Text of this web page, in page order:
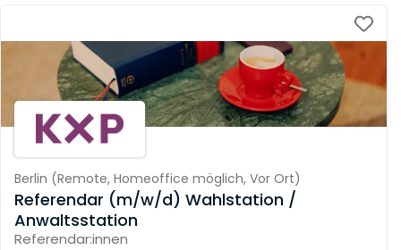
Berlin (Remote, Homeoffice möglich, Vor Ort)
Referendar (m/w/d) Wahlstation /
Anwaltsstation
Referendar:innen